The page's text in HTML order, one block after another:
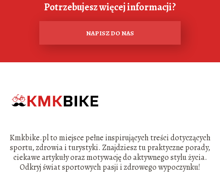
Potrzebujesz więcej informacji?
NAPISZ DO NAS
Kmkbike.pl to miejsce pełne inspirujących treści dotyczących
sportu, zdrowia i turystyki. Znajdziesz tu praktyczne porady,
ciekawe artykuły oraz motywację do aktywnego stylu życia.
Odkryj świat sportowych pasji i zdrowego wypoczynku!